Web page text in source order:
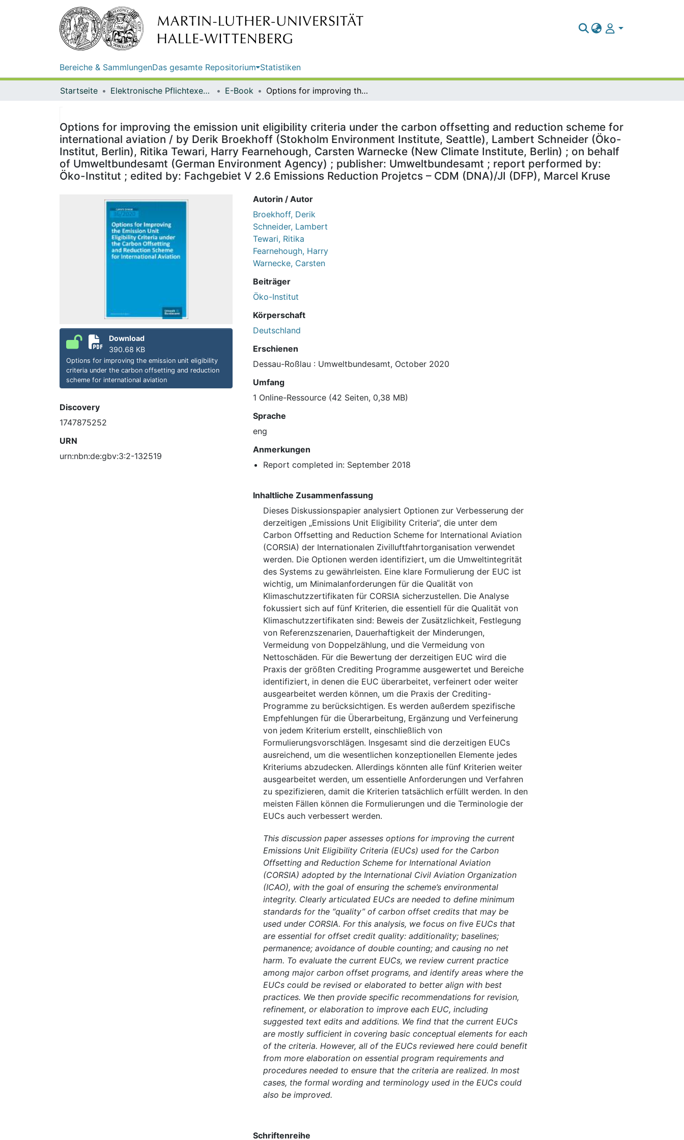
Bereiche & SammlungenDas gesamte Repositorium Statistiken
Startseite Elektronische Pflichtexemplare E-Book Options for improving the emission unit eligibility criteria under the carbon offsetting and reduction scheme for international aviation / by Derik Broekhoff (Stokholm Environment Institute, Seattle), Lambert Schneider (Öko-Institut, Berlin), Ritika Tewari, Harry Fearnehough, Carsten Warnecke (New Climate Institute, Berlin) ; on behalf of Umweltbundesamt (German Environment Agency) ; publisher: Umweltbundesamt ; report performed by: Öko-Institut ; edited by: Fachgebiet V 2.6 Emissions Reduction Projetcs – CDM (DNA)/JI (DFP), Marcel Kruse
Options for improving the emission unit eligibility criteria under the carbon offsetting and reduction scheme for
international aviation / by Derik Broekhoff (Stokholm Environment Institute, Seattle), Lambert Schneider (Öko-
Institut, Berlin), Ritika Tewari, Harry Fearnehough, Carsten Warnecke (New Climate Institute, Berlin) ; on behalf
of Umweltbundesamt (German Environment Agency) ; publisher: Umweltbundesamt ; report performed by:
Öko-Institut ; edited by: Fachgebiet V 2.6 Emissions Reduction Projetcs – CDM (DNA)/JI (DFP), Marcel Kruse
Download
390.68 KB
Options for improving the emission unit eligibility
criteria under the carbon offsetting and reduction
scheme for international aviation
Discovery
1747875252
URN
urn:nbn:de:gbv:3:2-132519
Autorin / Autor
Broekhoff, Derik
Schneider, Lambert
Tewari, Ritika
Fearnehough, Harry
Warnecke, Carsten
Beiträger
Öko-Institut
Körperschaft
Deutschland
Erschienen
Dessau-Roßlau : Umweltbundesamt, October 2020
Umfang
1 Online-Ressource (42 Seiten, 0,38 MB)
Sprache
eng
Anmerkungen
Report completed in: September 2018
Inhaltliche Zusammenfassung
Dieses Diskussionspapier analysiert Optionen zur Verbesserung der
derzeitigen „Emissions Unit Eligibility Criteria“, die unter dem
Carbon Offsetting and Reduction Scheme for International Aviation
(CORSIA) der Internationalen Zivilluftfahrtorganisation verwendet
werden. Die Optionen werden identifiziert, um die Umweltintegrität
des Systems zu gewährleisten. Eine klare Formulierung der EUC ist
wichtig, um Minimalanforderungen für die Qualität von
Klimaschutzzertifikaten für CORSIA sicherzustellen. Die Analyse
fokussiert sich auf fünf Kriterien, die essentiell für die Qualität von
Klimaschutzzertifikaten sind: Beweis der Zusätzlichkeit, Festlegung
von Referenzszenarien, Dauerhaftigkeit der Minderungen,
Vermeidung von Doppelzählung, und die Vermeidung von
Nettoschäden. Für die Bewertung der derzeitigen EUC wird die
Praxis der größten Crediting Programme ausgewertet und Bereiche
identifiziert, in denen die EUC überarbeitet, verfeinert oder weiter
ausgearbeitet werden können, um die Praxis der Crediting-
Programme zu berücksichtigen. Es werden außerdem spezifische
Empfehlungen für die Überarbeitung, Ergänzung und Verfeinerung
von jedem Kriterium erstellt, einschließlich von
Formulierungsvorschlägen. Insgesamt sind die derzeitigen EUCs
ausreichend, um die wesentlichen konzeptionellen Elemente jedes
Kriteriums abzudecken. Allerdings könnten alle fünf Kriterien weiter
ausgearbeitet werden, um essentielle Anforderungen und Verfahren
zu spezifizieren, damit die Kriterien tatsächlich erfüllt werden. In den
meisten Fällen können die Formulierungen und die Terminologie der
EUCs auch verbessert werden.
This discussion paper assesses options for improving the current
Emissions Unit Eligibility Criteria (EUCs) used for the Carbon
Offsetting and Reduction Scheme for International Aviation
(CORSIA) adopted by the International Civil Aviation Organization
(ICAO), with the goal of ensuring the scheme’s environmental
integrity. Clearly articulated EUCs are needed to define minimum
standards for the “quality” of carbon offset credits that may be
used under CORSIA. For this analysis, we focus on five EUCs that
are essential for offset credit quality: additionality; baselines;
permanence; avoidance of double counting; and causing no net
harm. To evaluate the current EUCs, we review current practice
among major carbon offset programs, and identify areas where the
EUCs could be revised or elaborated to better align with best
practices. We then provide specific recommendations for revision,
refinement, or elaboration to improve each EUC, including
suggested text edits and additions. We find that the current EUCs
are mostly sufficient in covering basic conceptual elements for each
of the criteria. However, all of the EUCs reviewed here could benefit
from more elaboration on essential program requirements and
procedures needed to ensure that the criteria are realized. In most
cases, the formal wording and terminology used in the EUCs could
also be improved.
Schriftenreihe